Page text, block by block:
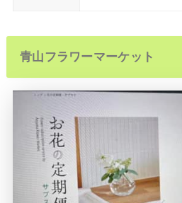
青山フラワーマーケット